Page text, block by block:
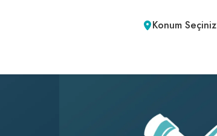
Konum Seçiniz